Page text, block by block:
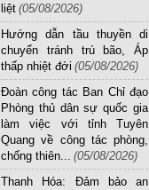
liệt (05/08/2026)
Hướng dẫn tầu thuyền di
chuyển tránh trú bão, Áp
thấp nhiệt đới (05/08/2026)
Đoàn công tác Ban Chỉ đạo
Phòng thủ dân sự quốc gia
làm việc với tỉnh Tuyên
Quang về công tác phòng,
chống thiên... (05/08/2026)
Thanh Hóa: Đảm bảo an